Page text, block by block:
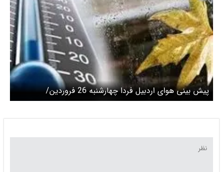
پیش بینی هوای اردبیل فردا چهارشنبه 26 فروردین/
دماکاهشی می شود